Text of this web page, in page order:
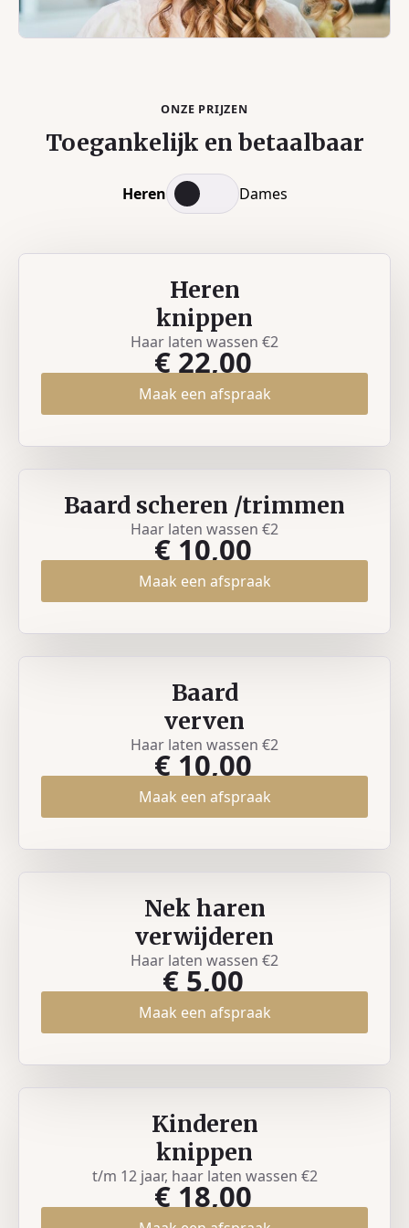
ONZE PRIJZEN
Toegankelijk en betaalbaar
Heren Dames
Heren
knippen
Haar laten wassen €2
€ 22,00
Maak een afspraak
Baard scheren /trimmen
Haar laten wassen €2
€ 10,00
Maak een afspraak
Baard
verven
Haar laten wassen €2
€ 10,00
Maak een afspraak
Nek haren
verwijderen
Haar laten wassen €2
€ 5,00
Maak een afspraak
Kinderen
knippen
t/m 12 jaar, haar laten wassen €2
€ 18,00